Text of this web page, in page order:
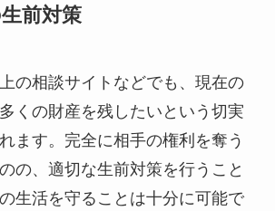
前対策
の相談サイトなどでも、現在の
くの財産を残したいという切実
ます。完全に相手の権利を奪う
の、適切な生前対策を行うこと
生活を守ることは十分に可能で